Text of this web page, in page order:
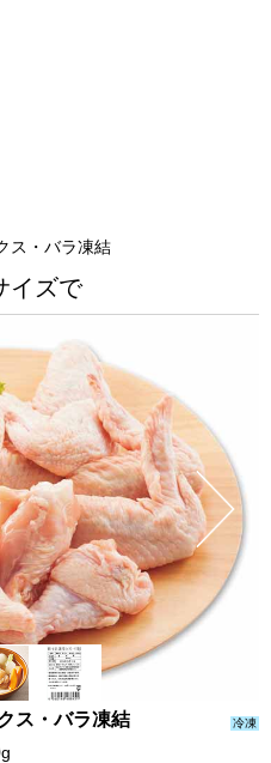
ス・バラ凍結
イズで
ス・バラ凍結 冷凍